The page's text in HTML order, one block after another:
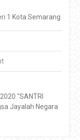
1 Kota Semarang
“SANTRI
Jayalah Negara